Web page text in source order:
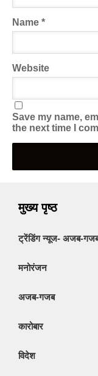
Name *
Website
Save my name,
the next time I
मुख्य पृष्ठ
ट्रेंडिंग न्यूज- अजब-
मनोरंजन
अजब-गजब
कारोबार
विदेश